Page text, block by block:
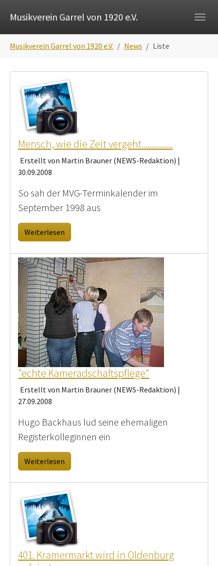
Musikverein Garrel von 1920 e.V.
Musikverein Garrel von 1920 e.V. News Liste
Mensch, wie die Zeit vergeht................
Erstellt von Martin Brauner (NEWS-Redaktion) |
30.09.2008
So sah der MVG-Terminkalender im
September 1998 aus
Weiterlesen
"echte Kameradschaftspflege"
Erstellt von Martin Brauner (NEWS-Redaktion) |
27.09.2008
Hugo Backhaus lud seine ehemaligen
Registerkolleginnen ein
Weiterlesen
401. Kramermarkt wird in Oldenburg